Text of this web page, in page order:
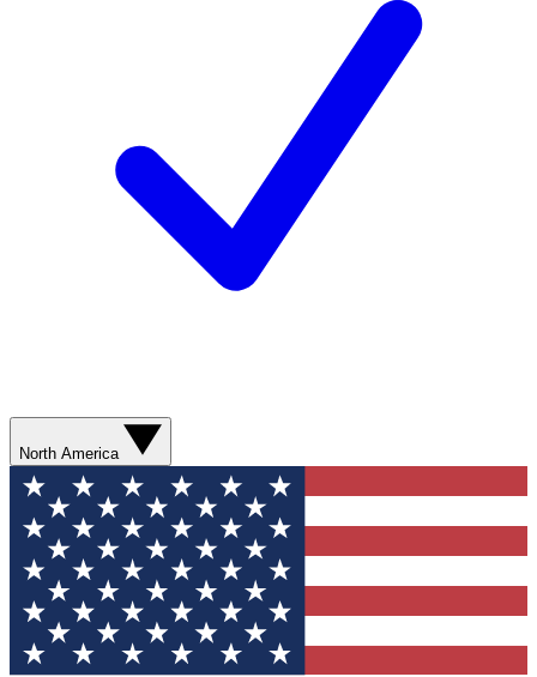
North America